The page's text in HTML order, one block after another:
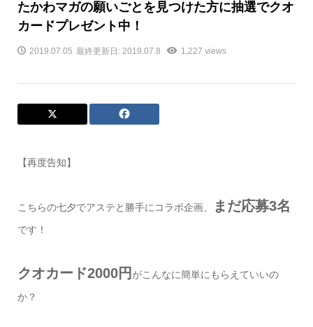
たかわマガの願いごとを見つけた方に抽選でクオ
カードプレゼント中！
2019.07.05 最終更新日: 2019.07.8 1,227 views
【再度告知】
こちらの七夕でアステと勝手にコラボ企画、 まだ応募3名
です！
クオカード2000円 がこんなに簡単にもらえていいの
か？